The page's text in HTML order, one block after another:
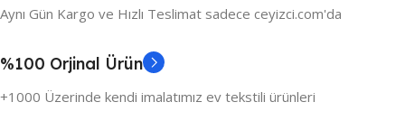
Aynı Gün Kargo ve Hızlı Teslimat sadece ceyizci.com'da
%100 Orjinal Ürün
+1000 Üzerinde kendi imalatımız ev tekstili ürünleri